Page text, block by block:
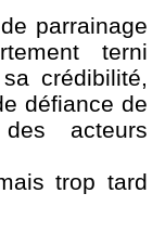
parrainage
terni
crédibilité,
défiance de
acteurs
trop tard